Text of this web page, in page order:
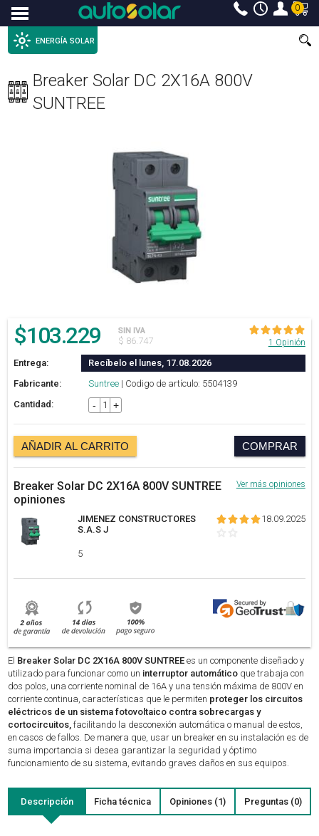
Menu 0
ENERGÍA SOLAR
Breaker Solar DC 2X16A 800V
SUNTREE
$103.229 SIN IVA
$ 86.747 1 Opinión
Entrega:
Recíbelo el lunes, 17.08.2026
Fabricante:
Suntree | Codigo de artículo: 5504139
Cantidad:
- +
AÑADIR AL CARRITO COMPRAR
Breaker Solar DC 2X16A 800V SUNTREE
opiniones
Ver más opiniones
JIMENEZ CONSTRUCTORES
S.A.S J
18.09.2025
5
El Breaker Solar DC 2X16A 800V SUNTREE es un componente diseñado y
utilizado para funcionar como un interruptor automático que trabaja con
dos polos, una corriente nominal de 16A y una tensión máxima de 800V en
corriente continua, características que le permiten proteger los circuitos
eléctricos de un sistema fotovoltaico contra sobrecargas y
cortocircuitos, facilitando la desconexión automática o manual de estos,
en casos de fallos. De manera que, usar un breaker en su instalación es de
suma importancia si desea garantizar la seguridad y óptimo
funcionamiento de su sistema, evitando graves daños en sus equipos.
Descripción Ficha técnica Opiniones (1) Preguntas (0)